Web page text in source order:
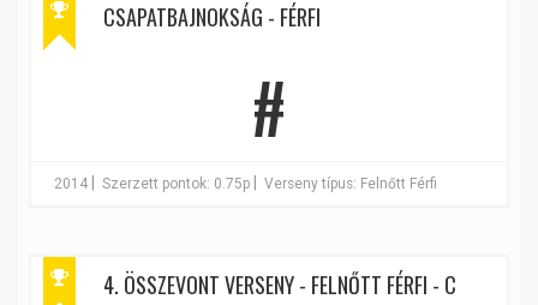
CSAPATBAJNOKSÁG - FÉRFI
#
2014 Szerzett pontok: 0.75p Verseny típus: Felnőtt Férfi
4. ÖSSZEVONT VERSENY - FELNŐTT FÉRFI - C